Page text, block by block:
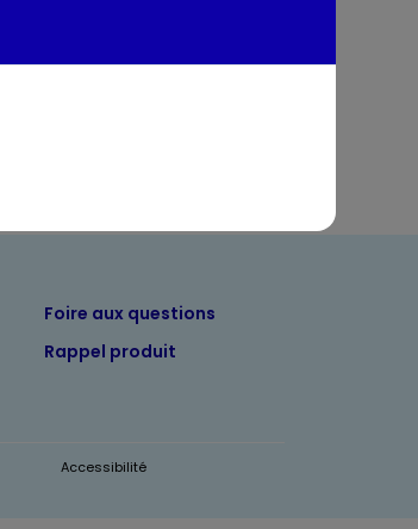
Foire aux questions
Rappel produit
Accessibilité